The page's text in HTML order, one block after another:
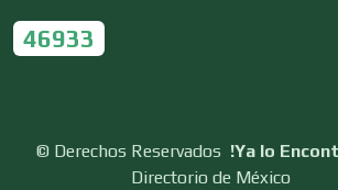
Cristalerías
46933
© Derechos Reservados !Ya lo
Directorio de México